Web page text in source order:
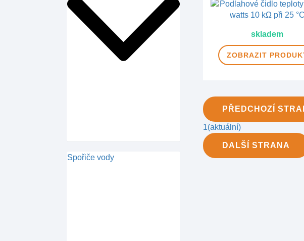
Spořiče vody
skladem
ZOBRAZIT
PŘEDCHOZÍ
1(aktuální)
DALŠÍ STRANA